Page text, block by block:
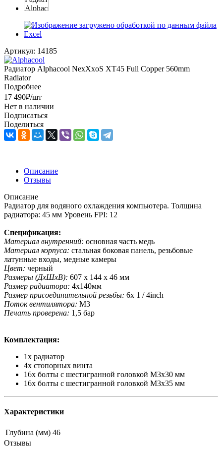
Артикул: 14185
Радиатор Alphacool NexXxoS XT45 Full Copper 560mm
Radiator
Подробнее
17 490₽/шт
Нет в наличии
Подписаться
Поделиться
Описание
Отзывы
Описание
Радиатор для водяного охлаждения компьютера. Толщина
радиатора: 45 мм Уровень FPI: 12
Спецификация:
Материал внутренний: основная часть медь
Материал корпуса: стальная боковая панель, резьбовые
латунные входы, медные камеры
Цвет: черный
Размеры (ДхШхВ): 607 х 144 х 46 мм
Размер радиатора: 4x140мм
Размер присоединительной резьбы: 6x 1 / 4inch
Поток вентилятора: M3
Печать проверена: 1,5 бар
Комплектация:
1x радиатор
4x стопорных винта
16x болты с шестигранной головкой M3x30 мм
16x болты с шестигранной головкой M3x35 мм
Характеристики
Глубина (мм) 46
Отзывы